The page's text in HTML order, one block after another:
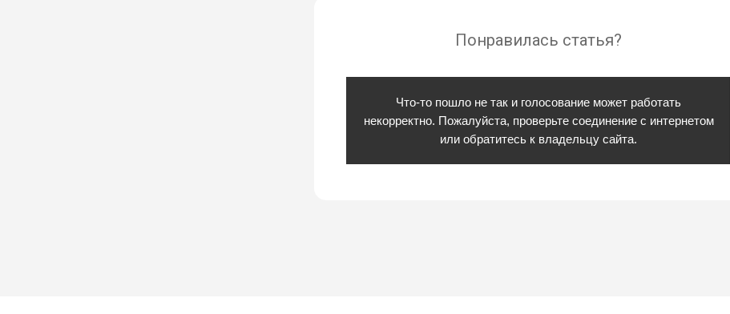
Понравилась статья?
Что-то пошло не так и голосование может работать
некорректно. Пожалуйста, проверьте соединение с интернетом
или обратитесь к владельцу сайта.